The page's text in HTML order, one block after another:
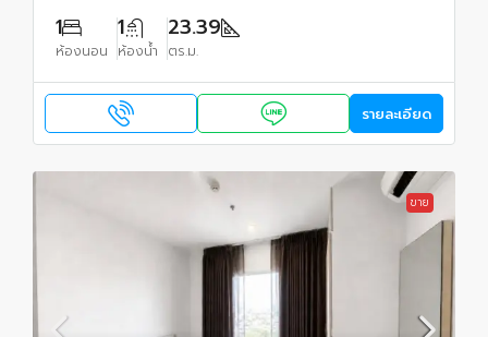
1
ห้องนอน
1
ห้องน้ำ
23.39
ตร.ม.
รายละเอียด
ขาย